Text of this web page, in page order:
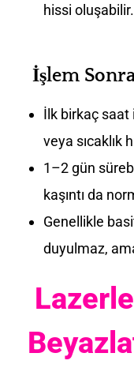
hissi oluşabilir.
İşlem
İlk birkaç
veya sıcaklık
1–2 gün
kaşıntı da
Genellikle
duyulmaz,